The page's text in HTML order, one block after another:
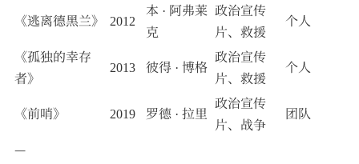
《逃离德黑兰》 2012
本 · 阿弗莱
克
政治宣传
片、救援
个人
《孤独的幸存
者》
2013 彼得 · 博格
政治宣传
片、救援
个人
《前哨》 2019 罗德 · 拉里
政治宣传
片、战争
团队
—